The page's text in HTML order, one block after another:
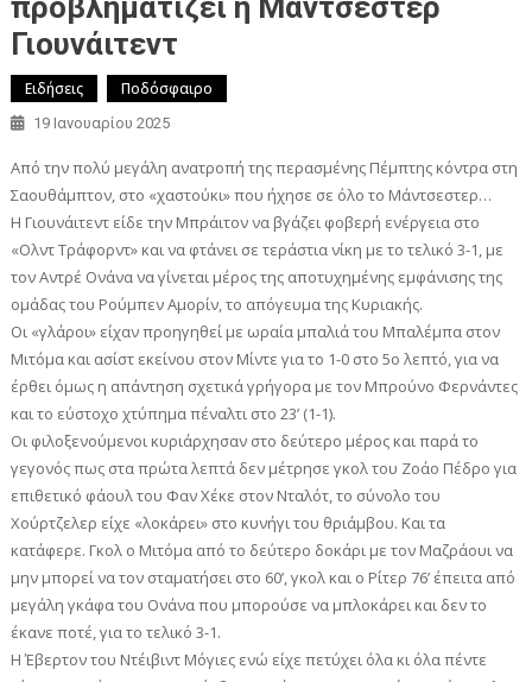
προβληματίζει η Μάντσεστερ
Γιουνάιτεντ
Ειδήσεις Ποδόσφαιρο
19 Ιανουαρίου 2025
Από την πολύ μεγάλη ανατροπή της περασμένης Πέμπτης κόντρα στη
Σαουθάμπτον, στο «χαστούκι» που ήχησε σε όλο το Μάντσεστερ…
Η Γιουνάιτεντ είδε την Μπράιτον να βγάζει φοβερή ενέργεια στο
«Ολντ Τράφορντ» και να φτάνει σε τεράστια νίκη με το τελικό 3-1, με
τον Αντρέ Ονάνα να γίνεται μέρος της αποτυχημένης εμφάνισης της
ομάδας του Ρούμπεν Αμορίν, το απόγευμα της Κυριακής.
Οι «γλάροι» είχαν προηγηθεί με ωραία μπαλιά του Μπαλέμπα στον
Μιτόμα και ασίστ εκείνου στον Μίντε για το 1-0 στο 5ο λεπτό, για να
έρθει όμως η απάντηση σχετικά γρήγορα με τον Μπρούνο Φερνάντες
και το εύστοχο χτύπημα πέναλτι στο 23’ (1-1).
Οι φιλοξενούμενοι κυριάρχησαν στο δεύτερο μέρος και παρά το
γεγονός πως στα πρώτα λεπτά δεν μέτρησε γκολ του Ζοάο Πέδρο για
επιθετικό φάουλ του Φαν Χέκε στον Νταλότ, το σύνολο του
Χούρτζελερ είχε «λοκάρει» στο κυνήγι του θριάμβου. Και τα
κατάφερε. Γκολ ο Μιτόμα από το δεύτερο δοκάρι με τον Μαζράουι να
μην μπορεί να τον σταματήσει στο 60’, γκολ και ο Ρίτερ 76’ έπειτα από
μεγάλη γκάφα του Ονάνα που μπορούσε να μπλοκάρει και δεν το
έκανε ποτέ, για το τελικό 3-1.
Η Έβερτον του Ντέιβιντ Μόγιες ενώ είχε πετύχει όλα κι όλα πέντε